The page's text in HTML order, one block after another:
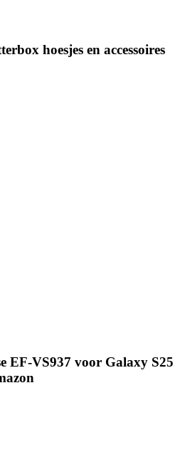
hoesjes en accessoires
EF-VS937 voor Galaxy S25